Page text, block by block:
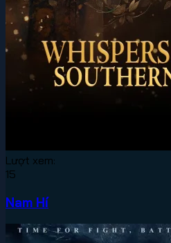
Lượt xem:
15
Nam Hí